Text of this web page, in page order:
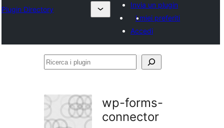
Plugin Directory
Invia un plugin
I miei preferiti
Accedi
Ricerca
wp-forms-
connector